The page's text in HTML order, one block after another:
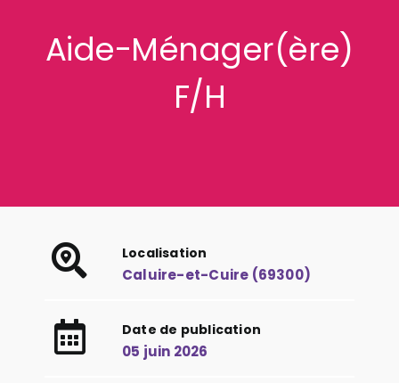
Aide-Ménager(ère)
F/H
Localisation
Caluire-et-Cuire (69300)
Date de publication
05 juin 2026